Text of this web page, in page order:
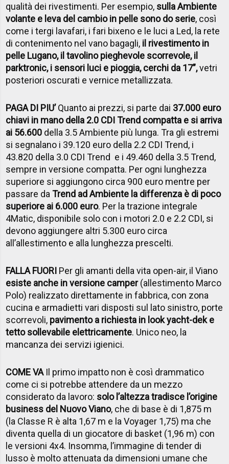
qualità dei rivestimenti. Per esempio, sulla Ambiente
volante e leva del cambio in pelle sono do serie, così
come i tergi lavafari, i fari bixeno e le luci a Led, la rete
di contenimento nel vano bagagli, il rivestimento in
pelle Lugano, il tavolino pieghevole scorrevole, il
parktronic, i sensori luci e pioggia, cerchi da 17”,vetri
posteriori oscurati e vernice metallizzata.
PAGA DI PIU’Quanto ai prezzi, si parte dai 37.000 euro
chiavi in mano della 2.0 CDI Trend compatta e si arriva
ai 56.600 della 3.5 Ambiente più lunga. Tra gli estremi
si segnalano i 39.120 euro della 2.2 CDI Trend, i
43.820 della 3.0 CDI Trend e i 49.460 della 3.5 Trend,
sempre in versione compatta. Per ogni lunghezza
superiore si aggiungono circa 900 euro mentre per
passare daTrend ad Ambiente la differenza è di poco
superiore ai 6.000 euro. Per la trazione integrale
4Matic, disponibile solo con i motori 2.0 e 2.2 CDI, si
devono aggiungere altri 5.300 euro circa
all’allestimento e alla lunghezza prescelti.
FALLA FUORI Per gli amanti della vita open-air, il Viano
esiste anche in versione camper(allestimento Marco
Polo) realizzato direttamente in fabbrica, con zona
cucina e armadietti vari disposti sul lato sinistro, porte
scorrevoli, pavimento a richiesta in look yacht-dek e
tetto sollevabile elettricamente. Unico neo, la
mancanza dei servizi igienici.
COME VAIl primo impatto non è così drammatico
come ci si potrebbe attendere da un mezzo
considerato da lavoro: solo l’altezza tradisce l’origine
business del Nuovo Viano, che di base è di 1,875 m
(la Classe R è alta 1,67 m e la Voyager 1,75) ma che
diventa quella di un giocatore di basket (1,96 m) con
le versioni 4x4. Insomma, l’immagine di tender di
lusso è molto attenuata da dimensioni umane che